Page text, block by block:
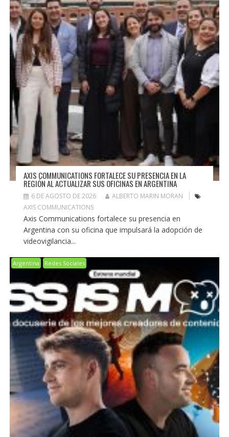
AXIS COMMUNICATIONS FORTALECE SU PRESENCIA EN LA
REGIÓN AL ACTUALIZAR SUS OFICINAS EN ARGENTINA
6 DE AGOSTO DE 2026
ALBERTO MARIN MORAN
AXIS COMMUNICATIONS
Axis Communications fortalece su presencia en
Argentina con su oficina que impulsará la adopción de
videovigilancia...
Argentina Redes Sociales